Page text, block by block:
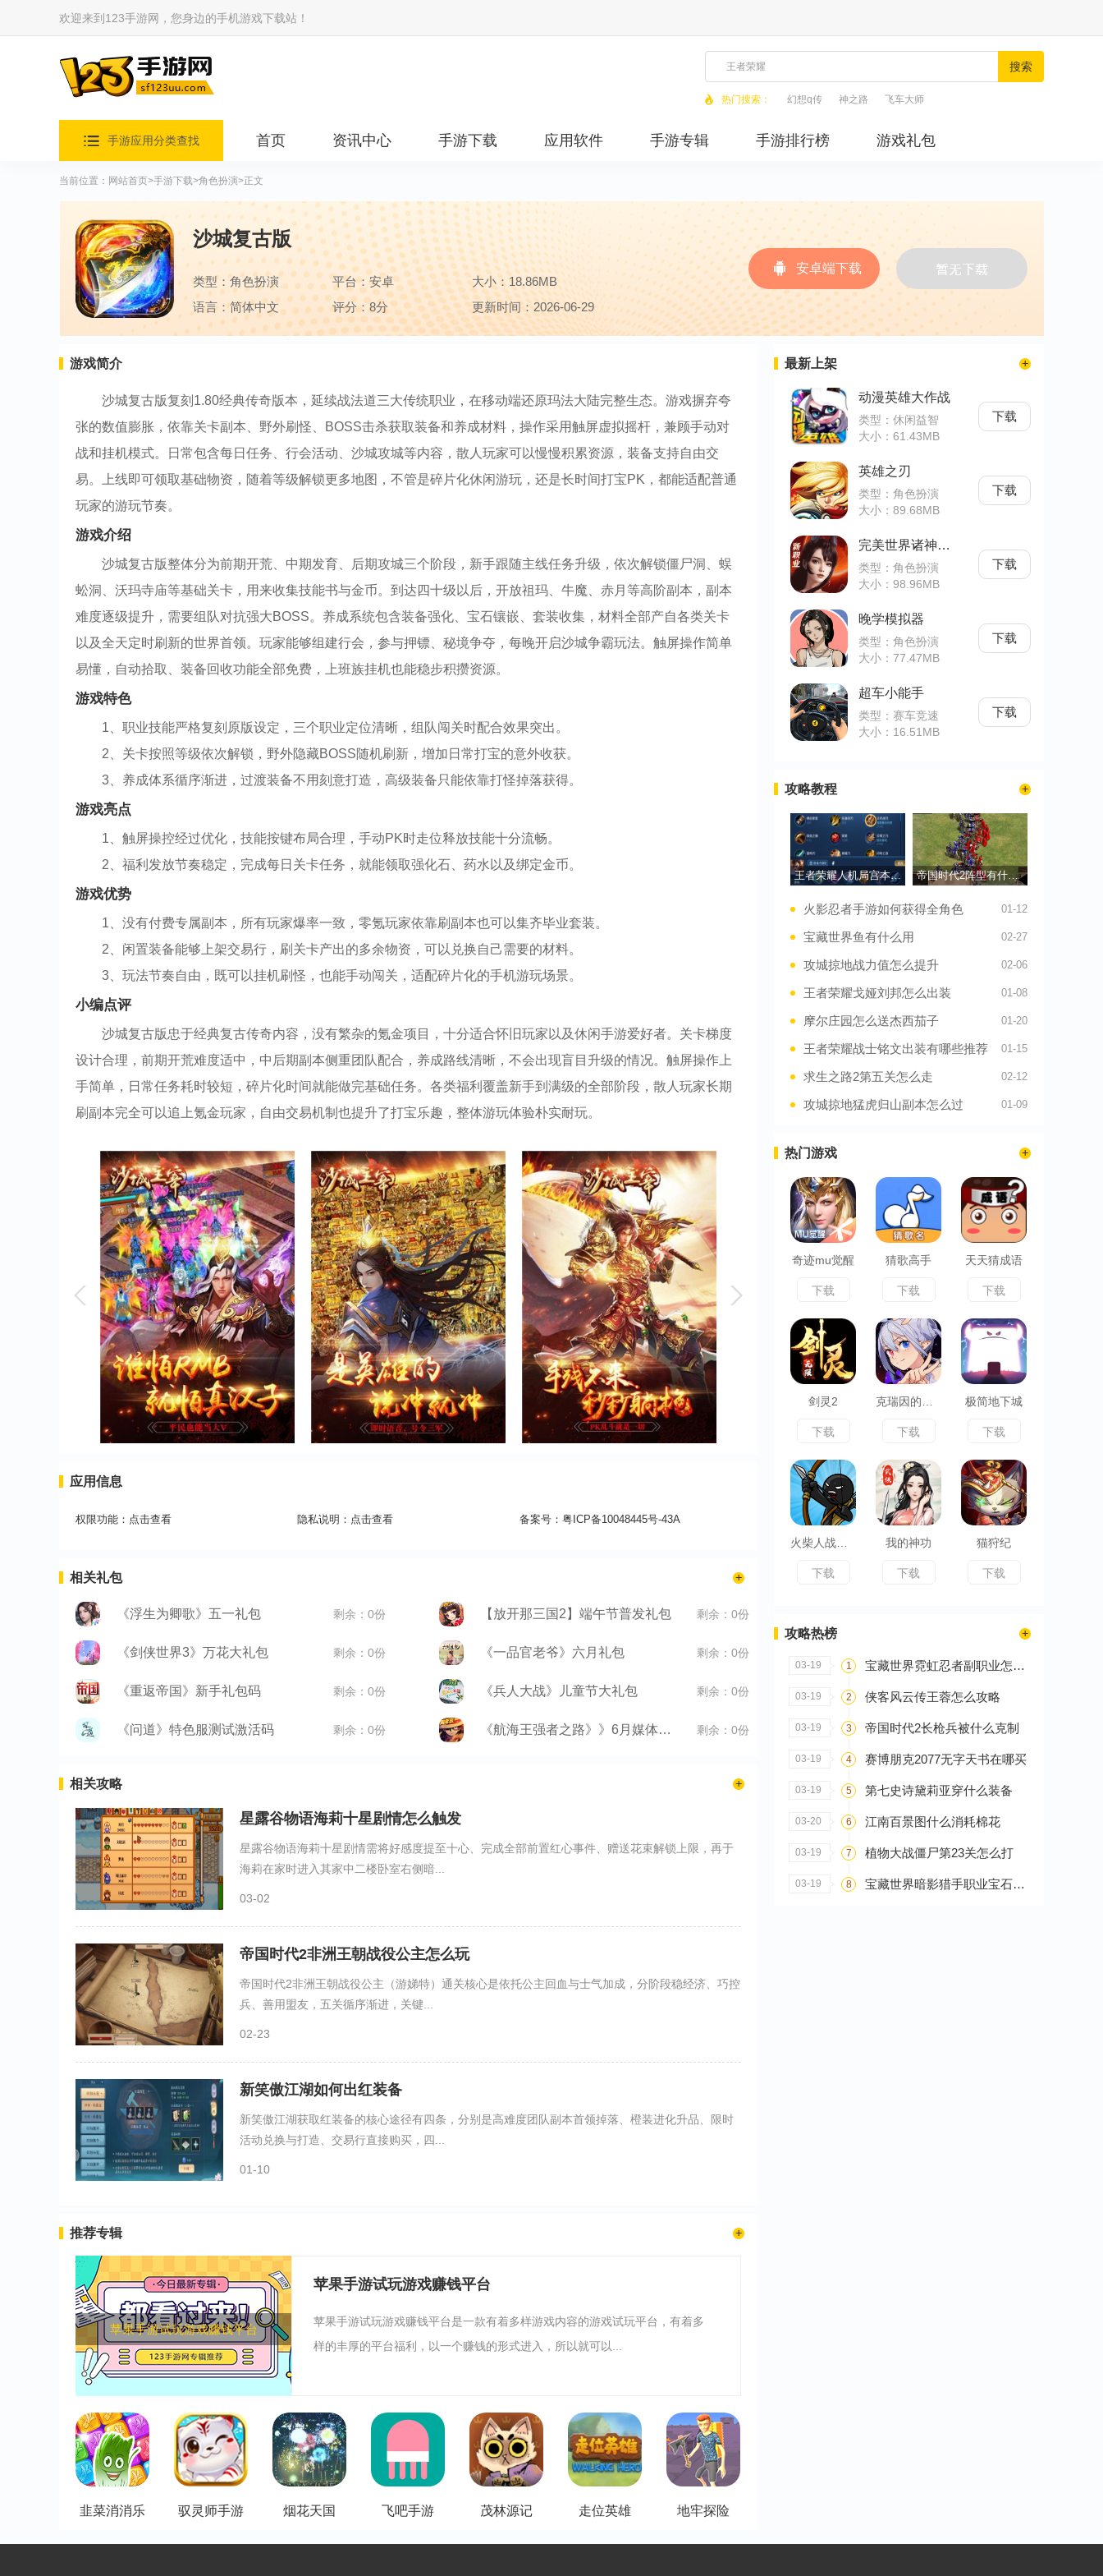
欢迎来到123手游网，您身边的手机游戏下载站！
搜索
热门搜索： 幻想q传 神之路 飞车大师
手游应用分类查找 首页 资讯中心 手游下载 应用软件 手游专辑 手游排行榜 游戏礼包
当前位置： 网站首页>手游下载>角色扮演>正文
沙城复古版
类型：角色扮演 平台：安卓
大小：18.86MB
语言：简体中文
评分：8分 更新时间：2026-06-29
安卓端下载
游戏简介
沙城复古版复刻1.80经典传奇版本，延续战法道三大传统职业，在移动端还原玛法大陆完整生态。游戏摒弃夸
张的数值膨胀，依靠关卡副本、野外刷怪、BOSS击杀获取装备和养成材料，操作采用触屏虚拟摇杆，兼顾手动对
战和挂机模式。日常包含每日任务、行会活动、沙城攻城等内容，散人玩家可以慢慢积累资源，装备支持自由交
易。上线即可领取基础物资，随着等级解锁更多地图，不管是碎片化休闲游玩，还是长时间打宝PK，都能适配普通
玩家的游玩节奏。
游戏介绍
沙城复古版整体分为前期开荒、中期发育、后期攻城三个阶段，新手跟随主线任务升级，依次解锁僵尸洞、蜈
蚣洞、沃玛寺庙等基础关卡，用来收集技能书与金币。到达四十级以后，开放祖玛、牛魔、赤月等高阶副本，副本
难度逐级提升，需要组队对抗强大BOSS。养成系统包含装备强化、宝石镶嵌、套装收集，材料全部产自各类关卡
以及全天定时刷新的世界首领。玩家能够组建行会，参与押镖、秘境争夺，每晚开启沙城争霸玩法。触屏操作简单
易懂，自动拾取、装备回收功能全部免费，上班族挂机也能稳步积攒资源。
游戏特色
1、职业技能严格复刻原版设定，三个职业定位清晰，组队闯关时配合效果突出。
2、关卡按照等级依次解锁，野外隐藏BOSS随机刷新，增加日常打宝的意外收获。
3、养成体系循序渐进，过渡装备不用刻意打造，高级装备只能依靠打怪掉落获得。
游戏亮点
1、触屏操控经过优化，技能按键布局合理，手动PK时走位释放技能十分流畅。
2、福利发放节奏稳定，完成每日关卡任务，就能领取强化石、药水以及绑定金币。
游戏优势
1、没有付费专属副本，所有玩家爆率一致，零氪玩家依靠刷副本也可以集齐毕业套装。
2、闲置装备能够上架交易行，刷关卡产出的多余物资，可以兑换自己需要的材料。
3、玩法节奏自由，既可以挂机刷怪，也能手动闯关，适配碎片化的手机游玩场景。
小编点评
沙城复古版忠于经典复古传奇内容，没有繁杂的氪金项目，十分适合怀旧玩家以及休闲手游爱好者。关卡梯度
设计合理，前期开荒难度适中，中后期副本侧重团队配合，养成路线清晰，不会出现盲目升级的情况。触屏操作上
手简单，日常任务耗时较短，碎片化时间就能做完基础任务。各类福利覆盖新手到满级的全部阶段，散人玩家长期
刷副本完全可以追上氪金玩家，自由交易机制也提升了打宝乐趣，整体游玩体验朴实耐玩。
应用信息
权限功能： 点击查看 隐私说明： 点击查看 备案号： 粤ICP备10048445号-43A
相关礼包
《浮生为卿歌》五一礼包 剩余：0份 【放开那三国2】端午节普发礼包 剩余：0份
《剑侠世界3》万花大礼包 剩余：0份 《一品官老爷》六月礼包 剩余：0份
《重返帝国》新手礼包码 剩余：0份 《兵人大战》儿童节大礼包 剩余：0份
《问道》特色服测试激活码 剩余：0份 《航海王强者之路》》6月媒体礼包 剩余：0份
相关攻略
星露谷物语海莉十星剧情怎么触发
星露谷物语海莉十星剧情需将好感度提至十心、完成全部前置红心事件、赠送花束解锁上限，再于
海莉在家时进入其家中二楼卧室右侧暗...
03-02
帝国时代2非洲王朝战役公主怎么玩
帝国时代2非洲王朝战役公主（游娣特）通关核心是依托公主回血与士气加成，分阶段稳经济、巧控
兵、善用盟友，五关循序渐进，关键...
02-23
新笑傲江湖如何出红装备
新笑傲江湖获取红装备的核心途径有四条，分别是高难度团队副本首领掉落、橙装进化升品、限时
活动兑换与打造、交易行直接购买，四...
01-10
推荐专辑
苹果手游试玩游戏赚钱平台
苹果手游试玩游戏赚钱平台
苹果手游试玩游戏赚钱平台是一款有着多样游戏内容的游戏试玩平台，有着多
样的丰厚的平台福利，以一个赚钱的形式进入，所以就可以...
韭菜消消乐 驭灵师手游 烟花天国 飞吧手游 茂林源记 走位英雄 地牢探险
最新上架
动漫英雄大作战
类型：休闲益智
大小：61.43MB
下载
英雄之刃
类型：角色扮演
大小：89.68MB
下载
完美世界诸神之战
类型：角色扮演
大小：98.96MB
下载
晚学模拟器
类型：角色扮演
大小：77.47MB
下载
超车小能手
类型：赛车竞速
大小：16.51MB
下载
攻略教程
王者荣耀人机局宫本出装是什么 帝国时代2阵型有什么用
火影忍者手游如何获得全角色 01-12
宝藏世界鱼有什么用 02-27
攻城掠地战力值怎么提升 02-06
王者荣耀戈娅刘邦怎么出装 01-08
摩尔庄园怎么送杰西茄子 01-20
王者荣耀战士铭文出装有哪些推荐 01-15
求生之路2第五关怎么走 02-12
攻城掠地猛虎归山副本怎么过 01-09
热门游戏
奇迹mu觉醒
下载
猜歌高手
下载
天天猜成语
下载
剑灵2
下载 下载
极简地下城
下载
下载
我的神功
下载
猫狩纪
下载
攻略热榜
03-19 1 宝藏世界霓虹忍者副职业怎么选
03-19 2 侠客风云传王蓉怎么攻略
03-19 3 帝国时代2长枪兵被什么克制
03-19 4 赛博朋克2077无字天书在哪买
03-19 5 第七史诗黛莉亚穿什么装备
03-20 6 江南百景图什么消耗棉花
03-19 7 植物大战僵尸第23关怎么打
03-19 8 宝藏世界暗影猎手职业宝石怎么搭配